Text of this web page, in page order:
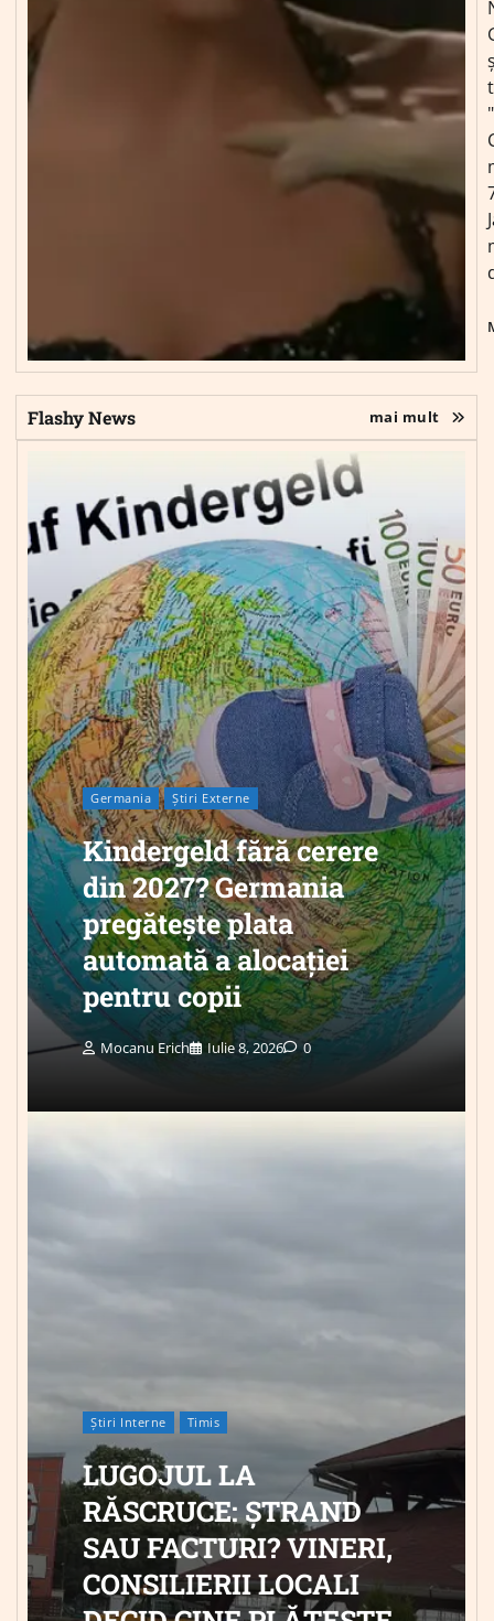
Flashy News mai mult
Germania Știri Externe
Kindergeld fără cerere
din 2027? Germania
pregătește plata
automată a alocației
pentru copii
Mocanu Erich Iulie 8, 2026 0
Știri Interne Timis
LUGOJUL LA
RĂSCRUCE: ȘTRAND
SAU FACTURI? VINERI,
CONSILIERII LOCALI